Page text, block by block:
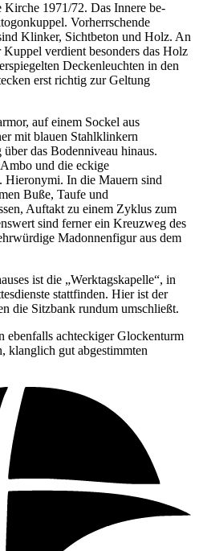
Kirche 1971/72. Das Innere be­
Vorherrschende
Klinker, Sichtbeton und Holz. An
verdient besonders das Holz
Deckenleuchten in den
erst richtig zur Geltung
auf einem Sockel aus
mit blauen Stahlklinkern
das Bodenniveau hinaus.
und die eckige
Hieronymi. In die Mauern sind
Buße, Taufe und
Auftakt zu einem Zyklus zum
sind ferner ein Kreuzweg des
Madonnenfigur aus dem
ist die „Werktagskapelle“, in
stattfinden. Hier ist der
die Sitzbank rundum umschließt.
ebenfalls achteckiger Glockenturm
klanglich gut abgestimmten